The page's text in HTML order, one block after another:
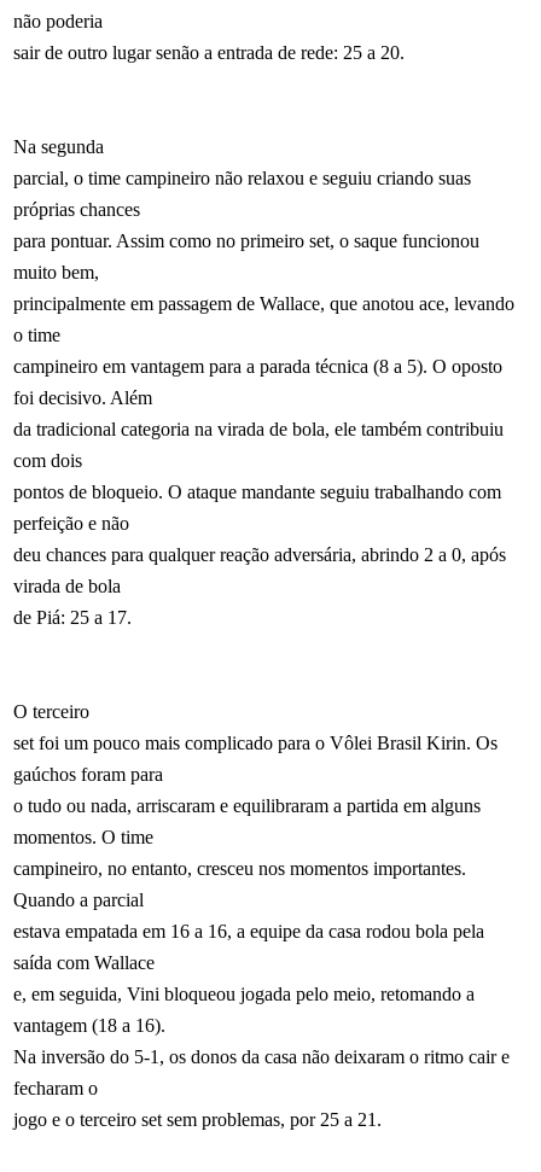
não poderia
sair de outro lugar senão a entrada de rede: 25 a 20.
Na segunda
parcial, o time campineiro não relaxou e seguiu criando suas
próprias chances
para pontuar. Assim como no primeiro set, o saque funcionou
muito bem,
principalmente em passagem de Wallace, que anotou ace, levando
o time
campineiro em vantagem para a parada técnica (8 a 5). O oposto
foi decisivo. Além
da tradicional categoria na virada de bola, ele também contribuiu
com dois
pontos de bloqueio. O ataque mandante seguiu trabalhando com
perfeição e não
deu chances para qualquer reação adversária, abrindo 2 a 0, após
virada de bola
de Piá: 25 a 17.
O terceiro
set foi um pouco mais complicado para o Vôlei Brasil Kirin. Os
gaúchos foram para
o tudo ou nada, arriscaram e equilibraram a partida em alguns
momentos. O time
campineiro, no entanto, cresceu nos momentos importantes.
Quando a parcial
estava empatada em 16 a 16, a equipe da casa rodou bola pela
saída com Wallace
e, em seguida, Vini bloqueou jogada pelo meio, retomando a
vantagem (18 a 16).
Na inversão do 5-1, os donos da casa não deixaram o ritmo cair e
fecharam o
jogo e o terceiro set sem problemas, por 25 a 21.